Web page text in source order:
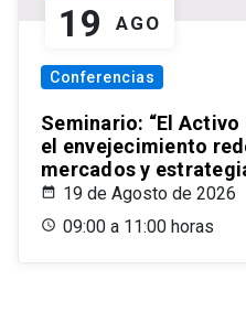
19 AGO
Conferencias
Seminario: “El
el envejecimiento
mercados y
19 de Agosto de 2026
09:00 a 11:00 horas